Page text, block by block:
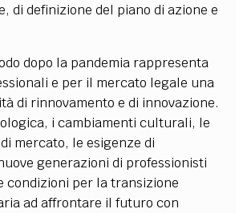
di definizione del piano di azione e
dopo la pandemia rappresenta
e per il mercato legale una
di rinnovamento e di innovazione.
i cambiamenti culturali, le
mercato, le esigenze di
generazioni di professionisti
condizioni per la transizione
ad affrontare il futuro con